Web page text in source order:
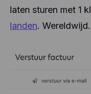
laten sturen met 1
landen.